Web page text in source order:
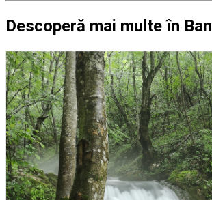
Descoperă mai multe în